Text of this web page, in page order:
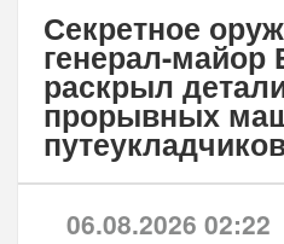
Секретное
генерал-майор
раскрыл
прорывных
06.08.2026 02:22